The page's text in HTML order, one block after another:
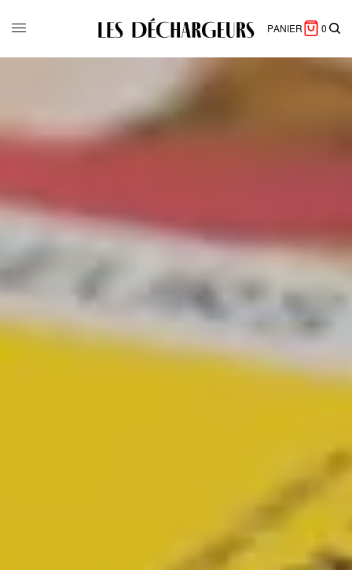
PANIER 0